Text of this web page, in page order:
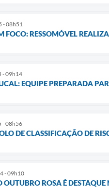
- 08h51
FOCO: RESSOMÓVEL
- 09h14
EQUIPE PREPARADA
- 08h56
DE CLASSIFICAÇÃO DE
- 09h10
OUTUBRO ROSA É